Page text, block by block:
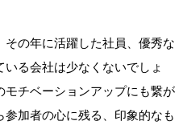
の年に活躍した社員、優秀な
る会社は少なくないでしょ
モチベーションアップにも繋が
加者の心に残る、印象的なも